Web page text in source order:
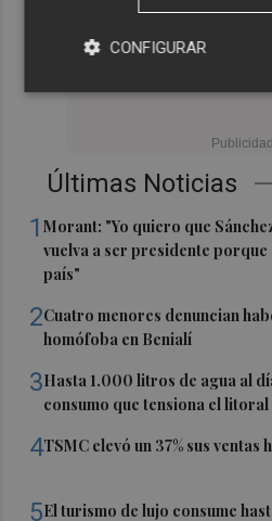
Últimas Noticias
1Morant: "Yo quiero que
vuelva a ser presidente
país"
2Cuatro menores denuncian
homófoba en Benialí
3Hasta 1.000 litros de agua al
consumo que tensiona el
4TSMC elevó un 37% sus ventas
5El turismo de lujo consume
CONFIGURAR